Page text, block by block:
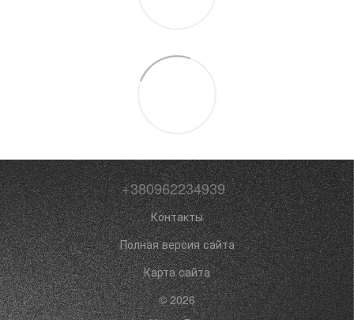
+380962234939
Контакты
Полная версия сайта
Карта сайта
© 2026